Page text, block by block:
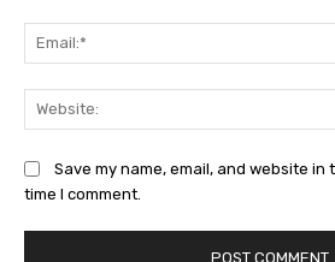
Save my name, email, and website
time I comment.